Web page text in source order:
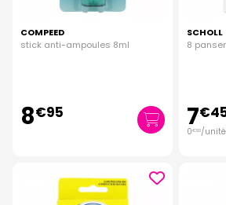
COMPEED
stick anti-ampoules 8ml
8€95
SCHOLL
8
7€
0€93/unité